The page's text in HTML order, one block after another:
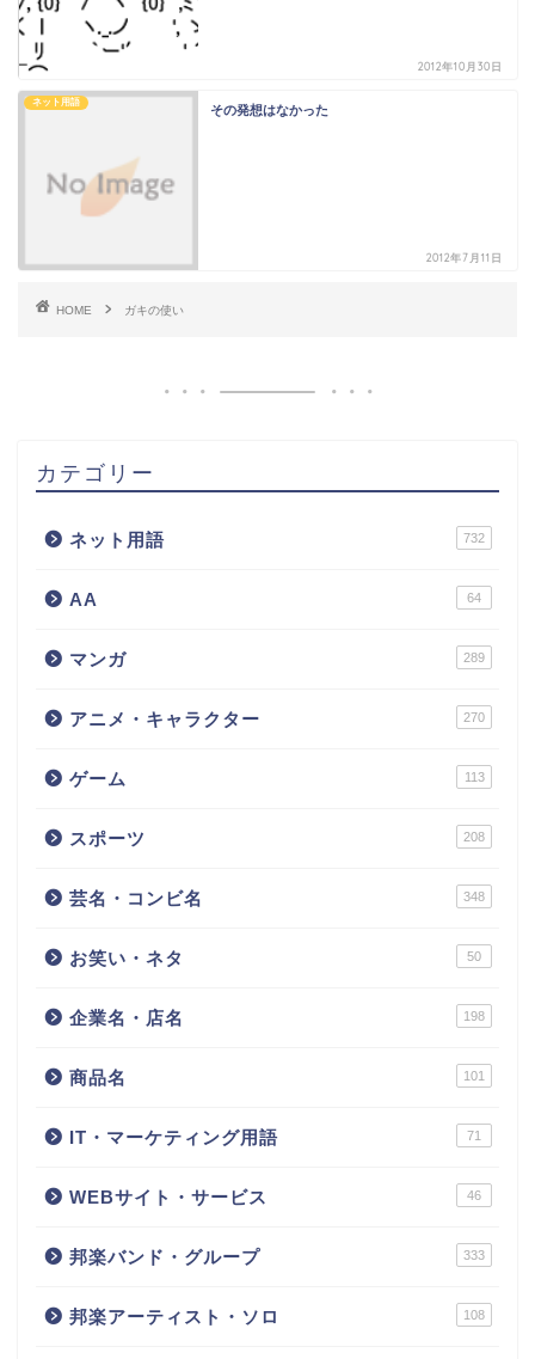
2012年10月30日
ネット用語
その発想はなかった
2012年7月11日
HOME ガキの使い
カテゴリー
ネット用語 732
AA 64
マンガ 289
アニメ・キャラクター 270
ゲーム 113
スポーツ 208
芸名・コンビ名 348
お笑い・ネタ 50
企業名・店名 198
商品名 101
IT・マーケティング用語 71
WEBサイト・サービス 46
邦楽バンド・グループ 333
邦楽アーティスト・ソロ 108